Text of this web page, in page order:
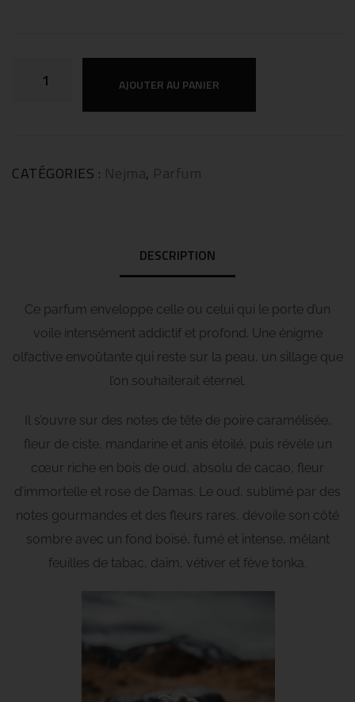
AJOUTER AU PANIER
CATÉGORIES : Nejma, Parfum
DESCRIPTION
Ce parfum enveloppe celle ou celui qui le porte d’un
voile intensément addictif et profond. Une énigme
olfactive envoûtante qui reste sur la peau, un sillage que
l’on souhaiterait éternel.
Il s’ouvre sur des notes de tête de poire caramélisée,
fleur de ciste, mandarine et anis étoilé, puis révèle un
cœur riche en bois de oud, absolu de cacao, fleur
d’immortelle et rose de Damas. Le oud, sublimé par des
notes gourmandes et des fleurs rares, dévoile son côté
sombre avec un fond boisé, fumé et intense, mêlant
feuilles de tabac, daim, vétiver et fève tonka.